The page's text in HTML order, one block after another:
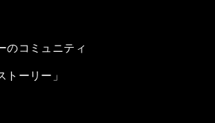
のコミュニティ
トーリー」